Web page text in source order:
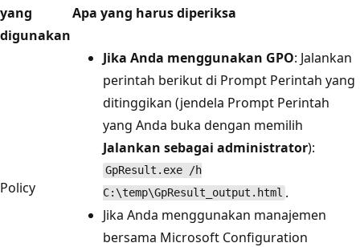
yang
digunakan
Apa yang harus diperiksa
Policy
Jika Anda menggunakan GPO: Jalankan
perintah berikut di Prompt Perintah yang
ditinggikan (jendela Prompt Perintah
yang Anda buka dengan memilih
Jalankan sebagai administrator):
GpResult.exe /h
C:\temp\GpResult_output.html .
Jika Anda menggunakan manajemen
bersama Microsoft Configuration